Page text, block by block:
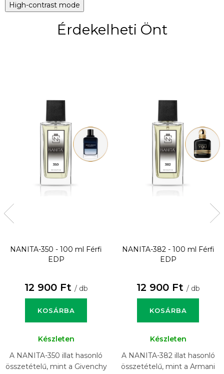
High-contrast mode
Érdekelheti Önt
NANITA-350 - 100 ml
Férfi
EDP
12 900 Ft / db
KOSÁRBA
Készleten
A NANITA-350 illat hasonló
összetételű, mint a Givenchy
NANITA-382 - 100 ml
Férfi
EDP
12 900 Ft / db
KOSÁRBA
Készleten
A NANITA-382 illat hasonló
összetételű, mint a Armani